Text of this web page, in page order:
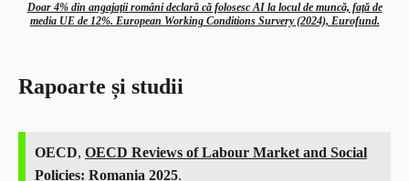
Doar 4% din angajații români declară că folosesc AI la locul de muncă, față de
media UE de 12%. European Working Conditions Survery (2024), Eurofund.
Rapoarte și studii
OECD, OECD Reviews of Labour Market and Social
Policies: Romania 2025.